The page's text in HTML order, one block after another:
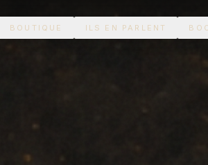
BOUTIQUE ILS EN PARLENT